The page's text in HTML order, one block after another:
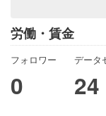
労働・賃金
フォロワー
0
データ
24